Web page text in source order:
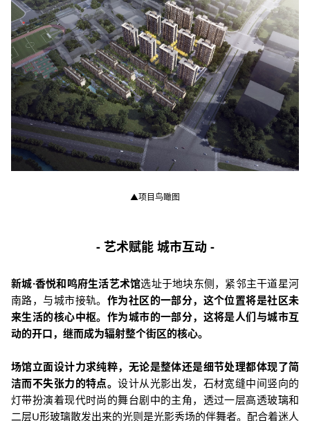
▲项目鸟瞰图
- 艺术赋能 城市互动 -
新城·香悦和鸣府生活艺术馆选址于地块东侧，紧邻主干道星河
南路，与城市接轨。 作为社区的一部分，这个位置将是社区未
来生活的核心中枢。作为城市的一部分，这将是人们与城市互
动的开口，继而成为辐射整个街区的核心。
场馆立面设计力求纯粹，无论是整体还是细节处理都体现了简
洁而不失张力的特点。设计从光影出发，石材宽缝中间竖向的
灯带扮演着现代时尚的舞台剧中的主角，透过一层高透玻璃和
二层U形玻璃散发出来的光则是光影秀场的伴舞者。配合着迷人